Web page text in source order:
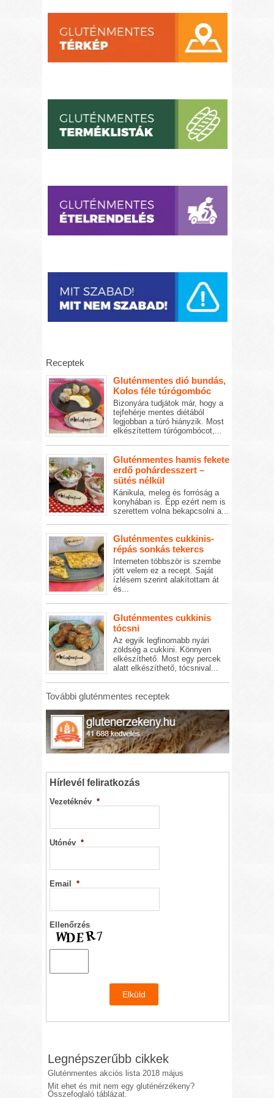
Receptek
Gluténmentes dió bundás,
Kolos féle túrógombóc
Bizonyára tudjátok már, hogy a
tejfehérje mentes diétából
legjobban a túró hiányzik. Most
elkészítettem túrógombócot,...
Gluténmentes hamis fekete
erdő pohárdesszert –
sütés nélkül
Kánikula, meleg és forróság a
konyhában is. Épp ezért nem is
szerettem volna bekapcsolni a...
Gluténmentes cukkinis-
répás sonkás tekercs
Interneten többször is szembe
jött velem ez a recept. Saját
ízlésem szerint alakítottam át
és...
Gluténmentes cukkinis
tócsni
Az egyik legfinomabb nyári
zöldség a cukkini. Könnyen
elkészíthető. Most egy percek
alatt elkészíthető, tócsnival...
További gluténmentes receptek
Hírlevél feliratkozás
Vezetéknév *
Utónév *
Email *
Ellenőrzés
Legnépszerűbb cikkek
Gluténmentes akciós lista 2018 május
Mit ehet és mit nem egy gluténérzékeny?
Összefoglaló táblázat.